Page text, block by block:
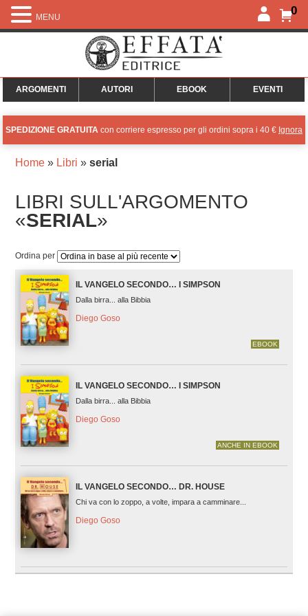
0
ARGOMENTI AUTORI EBOOK EVENTI
SPEDIZIONE GRATUITA con corriere espresso per gli ordini sopra i 40 € Ignora
Home» Libri » serial
LIBRI SULL'ARGOMENTO
«SERIAL»
Ordina per
IL VANGELO SECONDO… I SIMPSON
Dalla birra... alla Bibbia
Diego Goso
EBOOK
IL VANGELO SECONDO… I SIMPSON
Dalla birra... alla Bibbia
Diego Goso
ANCHE IN EBOOK
IL VANGELO SECONDO… DR. HOUSE
Chi va con lo zoppo, a volte, impara a camminare...
Diego Goso
MENU